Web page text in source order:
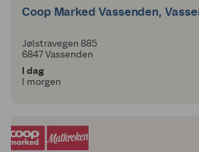
Coop Marked Vassenden,
Jølstravegen 885
6847 Vassenden
I dag
I morgen